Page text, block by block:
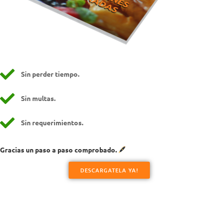
Sin perder tiempo.
Sin multas.
Sin requerimientos.
Gracias un paso a paso comprobado.
DESCARGATELA YA!